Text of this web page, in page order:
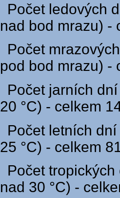
Počet ledových
nad bod mrazu) -
Počet
pod bod mrazu) -
Počet jarních
20 °C) - celkem
Počet letních
25 °C) - celkem
Počet
nad 30 °C) -